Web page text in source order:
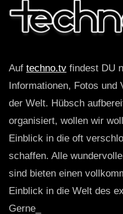
Auf techno.tv findest DU
Informationen, Fotos und
der Welt. Hübsch
organisiert, wollen wir
Einblick in die oft
schaffen. Alle
sind bieten einen
Einblick in die Welt des
Gerne_